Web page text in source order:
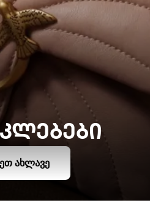
ᲐᲮᲚᲐᲕᲔ